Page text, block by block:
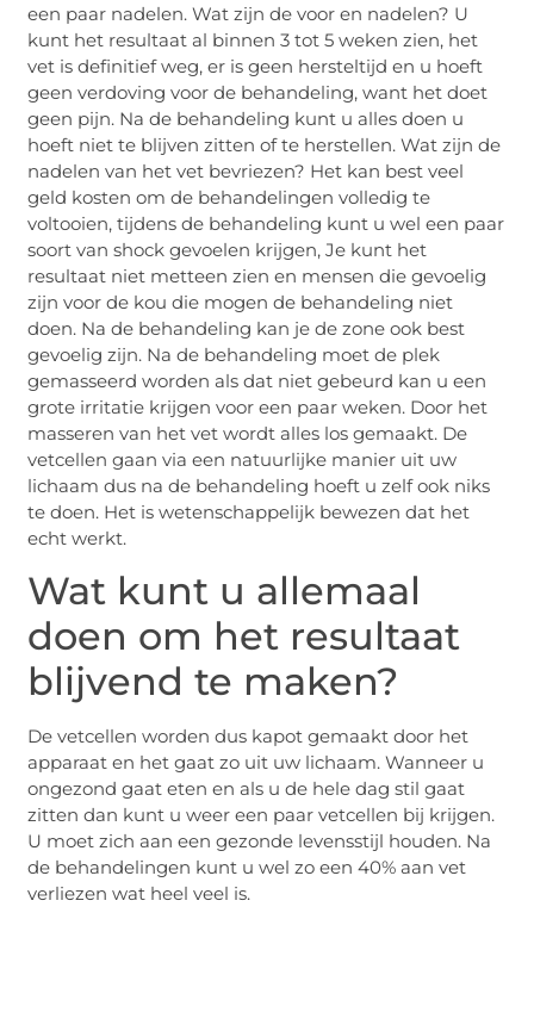
een paar nadelen. Wat zijn de voor en nadelen? U
kunt het resultaat al binnen 3 tot 5 weken zien, het
vet is definitief weg, er is geen hersteltijd en u hoeft
geen verdoving voor de behandeling, want het doet
geen pijn. Na de behandeling kunt u alles doen u
hoeft niet te blijven zitten of te herstellen. Wat zijn de
nadelen van het vet bevriezen? Het kan best veel
geld kosten om de behandelingen volledig te
voltooien, tijdens de behandeling kunt u wel een paar
soort van shock gevoelen krijgen, Je kunt het
resultaat niet metteen zien en mensen die gevoelig
zijn voor de kou die mogen de behandeling niet
doen. Na de behandeling kan je de zone ook best
gevoelig zijn. Na de behandeling moet de plek
gemasseerd worden als dat niet gebeurd kan u een
grote irritatie krijgen voor een paar weken. Door het
masseren van het vet wordt alles los gemaakt. De
vetcellen gaan via een natuurlijke manier uit uw
lichaam dus na de behandeling hoeft u zelf ook niks
te doen. Het is wetenschappelijk bewezen dat het
echt werkt.
Wat kunt u allemaal
doen om het resultaat
blijvend te maken?
De vetcellen worden dus kapot gemaakt door het
apparaat en het gaat zo uit uw lichaam. Wanneer u
ongezond gaat eten en als u de hele dag stil gaat
zitten dan kunt u weer een paar vetcellen bij krijgen.
U moet zich aan een gezonde levensstijl houden. Na
de behandelingen kunt u wel zo een 40% aan vet
verliezen wat heel veel is.